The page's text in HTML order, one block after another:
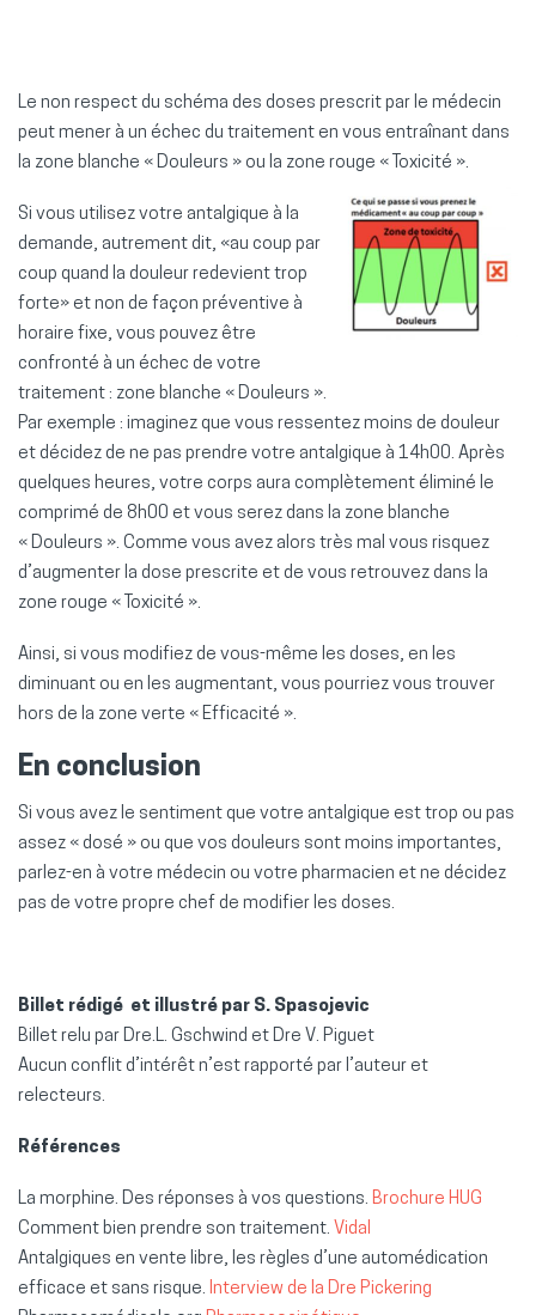
Le non respect du schéma des doses prescrit par le médecin
peut mener à un échec du traitement en vous entraînant dans
la zone blanche « Douleurs » ou la zone rouge « Toxicité ».
Si vous utilisez votre antalgique à la
demande, autrement dit, «au coup par
coup quand la douleur redevient trop
forte» et non de façon préventive à
horaire fixe, vous pouvez être
confronté à un échec de votre
traitement : zone blanche « Douleurs ».
Par exemple : imaginez que vous ressentez moins de douleur
et décidez de ne pas prendre votre antalgique à 14h00. Après
quelques heures, votre corps aura complètement éliminé le
comprimé de 8h00 et vous serez dans la zone blanche
« Douleurs ». Comme vous avez alors très mal vous risquez
d’augmenter la dose prescrite et de vous retrouvez dans la
zone rouge « Toxicité ».
Ainsi, si vous modifiez de vous-même les doses, en les
diminuant ou en les augmentant, vous pourriez vous trouver
hors de la zone verte « Efficacité ».
En conclusion
Si vous avez le sentiment que votre antalgique est trop ou pas
assez « dosé » ou que vos douleurs sont moins importantes,
parlez-en à votre médecin ou votre pharmacien et ne décidez
pas de votre propre chef de modifier les doses.
Billet rédigé et illustré par S. Spasojevic
Billet relu par Dre.L. Gschwind et Dre V. Piguet
Aucun conflit d’intérêt n’est rapporté par l’auteur et
relecteurs.
Références
La morphine. Des réponses à vos questions. Brochure HUG
Comment bien prendre son traitement. Vidal
Antalgiques en vente libre, les règles d’une automédication
efficace et sans risque. Interview de la Dre Pickering